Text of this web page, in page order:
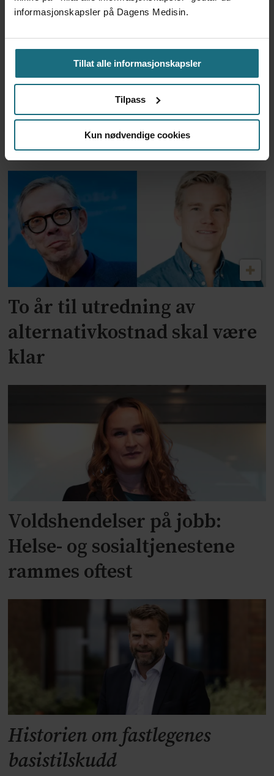
informasjonskapsler på Dagens Medisin.
Tillat alle informasjonskapsler
Tilpass
Kun nødvendige cookies
Feilmedisinert i 18 år – får
millionerstatning
To år til utredning av
alternativkostnad skal være
klar
Voldshendelser på jobb:
Helse- og sosialtjenestene
rammes oftest
Historien om fastlegenes
basistilskudd